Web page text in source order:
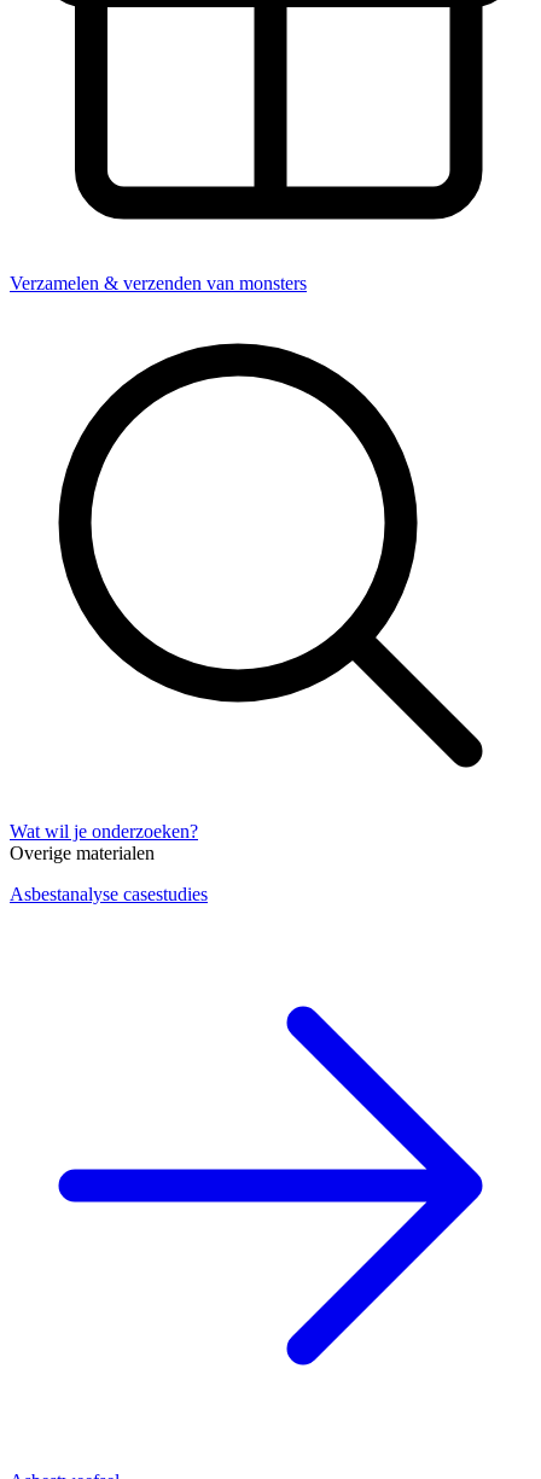
Verzamelen & verzenden van monsters
Wat wil je onderzoeken?
Overige materialen
Asbestanalyse casestudies